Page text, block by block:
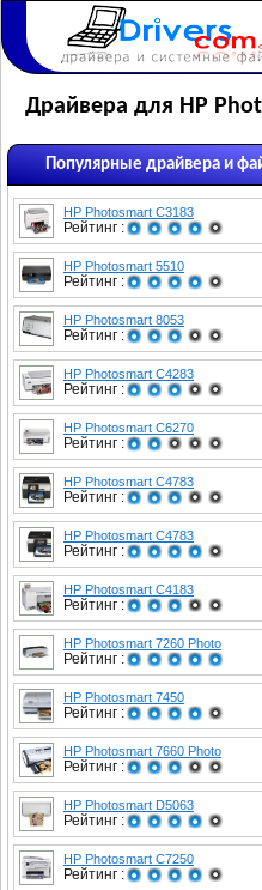
Драйвера для HP
Популярные драйвера и
HP Photosmart C3183
Рейтинг :
HP Photosmart 5510
Рейтинг :
HP Photosmart 8053
Рейтинг :
HP Photosmart C4283
Рейтинг :
HP Photosmart C6270
Рейтинг :
HP Photosmart C4783
Рейтинг :
HP Photosmart C4783
Рейтинг :
HP Photosmart C4183
Рейтинг :
HP Photosmart 7260 Photo
Рейтинг :
HP Photosmart 7450
Рейтинг :
HP Photosmart 7660 Photo
Рейтинг :
HP Photosmart D5063
Рейтинг :
HP Photosmart C7250
Рейтинг :